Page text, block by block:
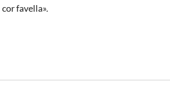
favella».